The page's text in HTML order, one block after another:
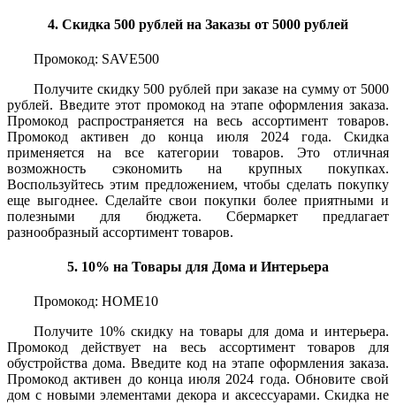
4. Скидка 500 рублей на Заказы от 5000 рублей
Промокод: SAVE500
Получите скидку 500 рублей при заказе на сумму от 5000
рублей. Введите этот промокод на этапе оформления заказа.
Промокод распространяется на весь ассортимент товаров.
Промокод активен до конца июля 2024 года. Скидка
применяется на все категории товаров. Это отличная
возможность сэкономить на крупных покупках.
Воспользуйтесь этим предложением, чтобы сделать покупку
еще выгоднее. Сделайте свои покупки более приятными и
полезными для бюджета. Сбермаркет предлагает
разнообразный ассортимент товаров.
5. 10% на Товары для Дома и Интерьера
Промокод: HOME10
Получите 10% скидку на товары для дома и интерьера.
Промокод действует на весь ассортимент товаров для
обустройства дома. Введите код на этапе оформления заказа.
Промокод активен до конца июля 2024 года. Обновите свой
дом с новыми элементами декора и аксессуарами. Скидка не